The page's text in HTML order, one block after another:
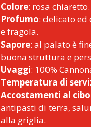
Colore: rosa chiaretto.
Profumo: delicato ed
e fragola.
Sapore: al palato è
buona struttura e
Uvaggi: 100%
Temperatura di
Accostamenti al cibo
antipasti di terra,
alla griglia.